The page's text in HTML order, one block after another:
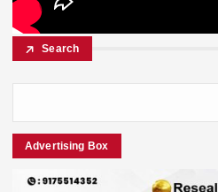
Search
Advertising Box